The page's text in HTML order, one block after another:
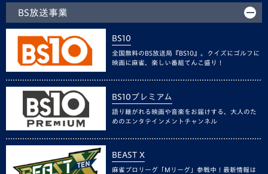
BS放送事業
BS10
全国無料のBS放送局『BS10』。クイズにゴルフに
映画に麻雀、楽しい番組てんこ盛り！
BS10プレミアム
語り継がれる映画や音楽をお届けする、大人のた
めのエンタテインメントチャンネル
BEAST X
麻雀プロリーグ「Mリーグ」参戦中！最新情報は